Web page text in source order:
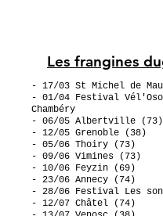
Les frangines
- 17/03 St Michel de
- 01/04 Festival
Chambéry
- 06/05 Albertville (73)
- 12/05 Grenoble (38)
- 05/06 Thoiry (73)
- 09/06 Vimines (73)
- 10/06 Feyzin (69)
- 23/06 Annecy (74)
- 28/06 Festival Les
- 12/07 Châtel (74)